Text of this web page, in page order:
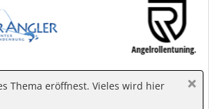
Thema eröffnest. Vieles wird hier